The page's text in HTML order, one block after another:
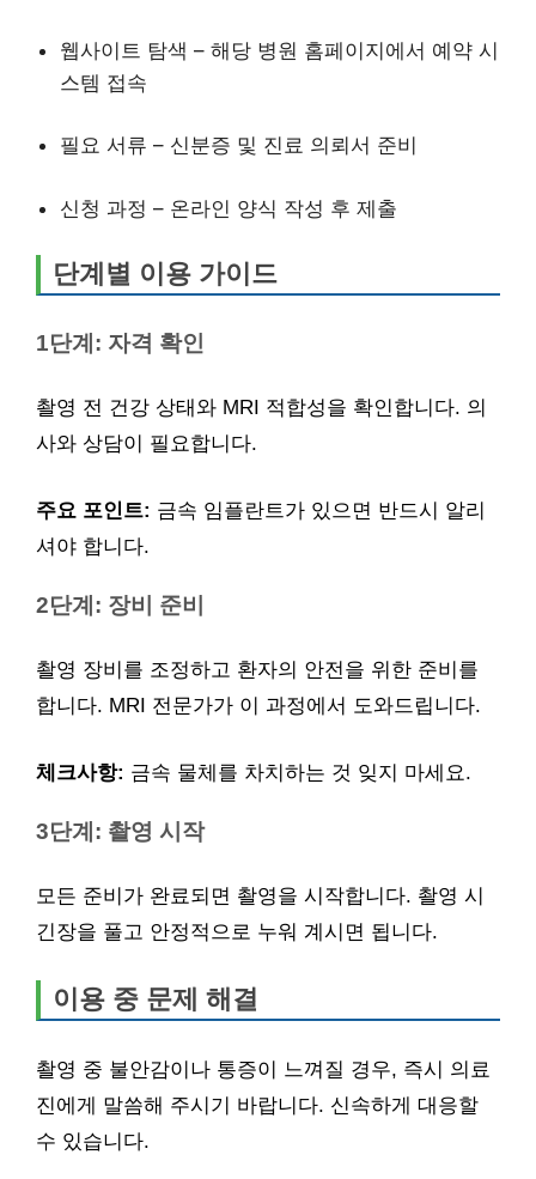
웹사이트 탐색 – 해당 병원 홈페이지에서 예약 시
스템 접속
필요 서류 – 신분증 및 진료 의뢰서 준비
신청 과정 – 온라인 양식 작성 후 제출
단계별 이용 가이드
1단계: 자격 확인
촬영 전 건강 상태와 MRI 적합성을 확인합니다. 의
사와 상담이 필요합니다.
주요 포인트: 금속 임플란트가 있으면 반드시 알리
셔야 합니다.
2단계: 장비 준비
촬영 장비를 조정하고 환자의 안전을 위한 준비를
합니다. MRI 전문가가 이 과정에서 도와드립니다.
체크사항: 금속 물체를 차치하는 것 잊지 마세요.
3단계: 촬영 시작
모든 준비가 완료되면 촬영을 시작합니다. 촬영 시
긴장을 풀고 안정적으로 누워 계시면 됩니다.
이용 중 문제 해결
촬영 중 불안감이나 통증이 느껴질 경우, 즉시 의료
진에게 말씀해 주시기 바랍니다. 신속하게 대응할
수 있습니다.